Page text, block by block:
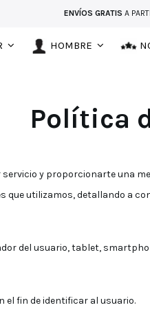
ENVÍOS GRATIS A
HOMBRE
Política
y proporcionarte una
utilizamos, detallando a
del usuario, tablet,
el fin de identificar al usuario.